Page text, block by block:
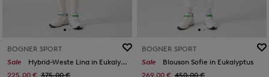
BOGNER SPORT
Sale
Hybrid-Weste Lina in Eukalyptus
225,00 € 375,00 €
BOGNER SPORT
Sale
Blouson Sofie in Eukalyptus
269,00 € 450,00 €